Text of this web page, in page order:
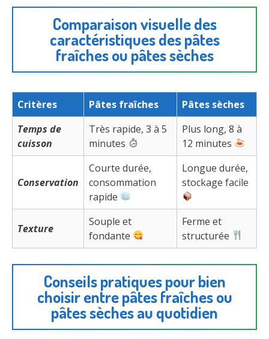
Comparaison visuelle des
caractéristiques des pâtes
fraîches ou pâtes sèches
Critères Pâtes fraîches
Pâtes sèches
Temps de
cuisson
Très rapide, 3 à 5
minutes
Plus long, 8 à
12 minutes
Conservation
Courte durée,
consommation
rapide
Longue durée,
stockage facile
Texture
Souple et
fondante
Ferme et
structurée
Conseils pratiques pour bien
choisir entre pâtes fraîches ou
pâtes sèches au quotidien